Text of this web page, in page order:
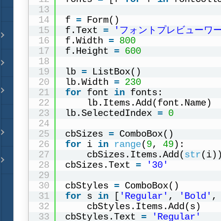
13
14
15
16
17
18
19
20
21
22
23
24
25
26
27
28
29
30
31
32
33
f = Form()
f.Text =
'フォントプレビューワ
f.Width = 800
f.Height = 600
lb = ListBox()
lb.Width = 230
for font in fonts:
lb.Items.Add(font.Name)
lb.SelectedIndex = 0
cbSizes = ComboBox()
for i in range(9, 49 ):
cbSizes.Items.Add(str(i))
cbSizes.Text =
'30'
cbStyles = ComboBox()
for s in [ 'Regular' , 'Bold' ,
cbStyles.Items.Add(s)
cbStyles.Text =
'Regular'